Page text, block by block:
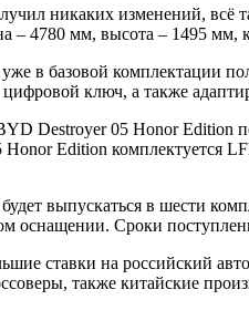
никаких изменений, всё
4780 мм, высота – 1495 мм,
в базовой комплектации
ключ, а также
Destroyer 05 Honor
Edition комплектуется
выпускаться в шести
оснащении. Сроки
ставки на российский
также китайские